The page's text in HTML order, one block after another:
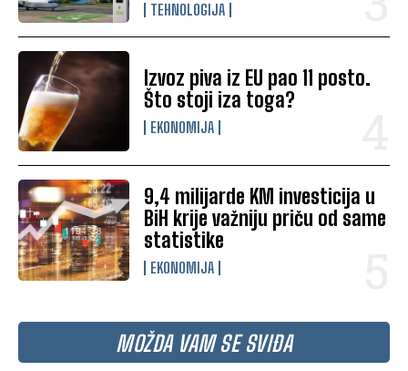
TEHNOLOGIJA
Izvoz piva iz EU pao 11 posto.
Što stoji iza toga?
EKONOMIJA
9,4 milijarde KM investicija u
BiH krije važniju priču od same
statistike
EKONOMIJA
MOŽDA VAM SE SVIĐA